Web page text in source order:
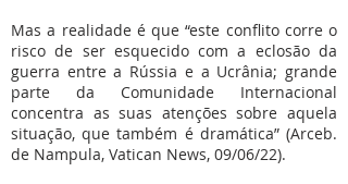
Mas a realidade é que “este conflito corre o
risco de ser esquecido com a eclosão da
guerra entre a Rússia e a Ucrânia; grande
parte da Comunidade Internacional
concentra as suas atenções sobre aquela
situação, que também é dramática” (Arceb.
de Nampula, Vatican News, 09/06/22).